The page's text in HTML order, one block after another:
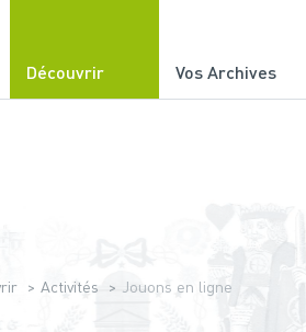
Cantal
Découvrir Vos Archives
Activités Jouons en ligne